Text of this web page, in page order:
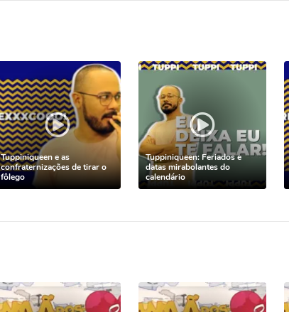
Tuppiniqueen e as
confraternizações de tirar o
fôlego
Tuppiniqueen: Feriados e
datas mirabolantes do
calendário